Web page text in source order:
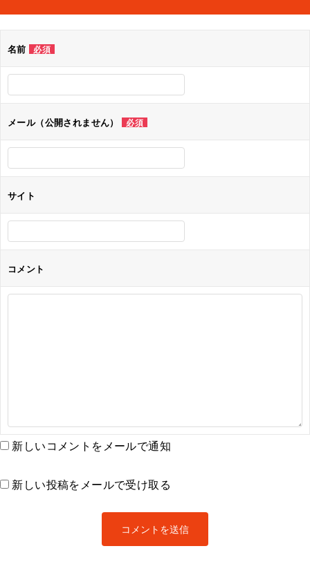
ビ
シ
名前 必須
メール（公開されません） 必須
サイト
コメント
新しいコメントをメールで通知
新しい投稿をメールで受け取る